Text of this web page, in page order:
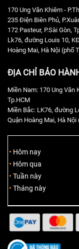
170 Ung Văn Khiêm -
235 Điện Biên Phủ,
172 Pasteur, P.Sài Gòn,
Lk76, đường Louis 10,
Hoàng Mai, Hà Nội (phố
ĐỊA CHỈ BẢO
Miền Nam: 170 Ung Văn
Tp.HCM
Miền Bắc: LK76, đường
Quận Hoàng Mai, Hà Nội
Hôm nay
Hôm qua
Tuần này
Tháng này